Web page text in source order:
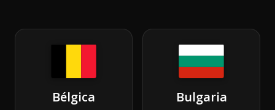
Bélgica Bulgaria